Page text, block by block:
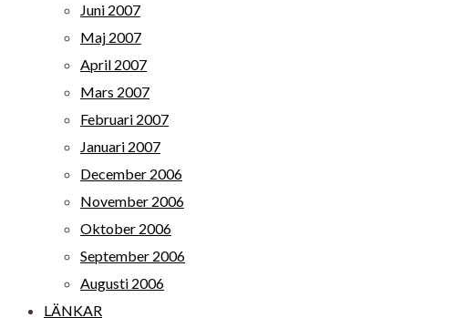
Juni 2007
Maj 2007
April 2007
Mars 2007
Februari 2007
Januari 2007
December 2006
November 2006
Oktober 2006
September 2006
Augusti 2006
LÄNKAR